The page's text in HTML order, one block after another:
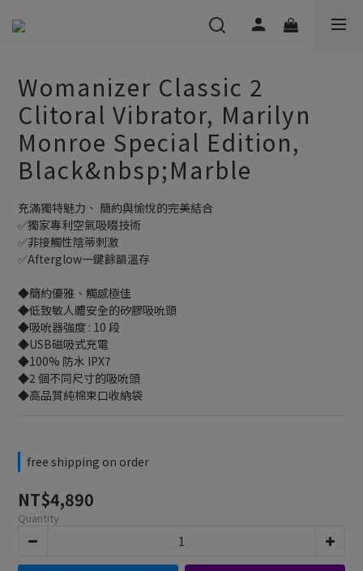
Womanizer Classic 2
Clitoral Vibrator, Marilyn
Monroe Special Edition,
Black&nbsp;Marble
充滿獨特魅力、 簡約與愉悅的完美結合
✅獨家專利空氣吸啜技術
✅非接觸性陰蒂刺激
✅Afterglow一鍵餘韻溫存
◆簡約優雅、觸感極佳
◆低致敏人體安全的矽膠吸吮頭
◆吸吮器強度 : 10 段
◆USB磁吸式充電
◆100% 防水 IPX7
◆2 個不同尺寸的吸吮頭
◆高品質純棉束口收納袋
free shipping on order
NT$4,890
Quantity